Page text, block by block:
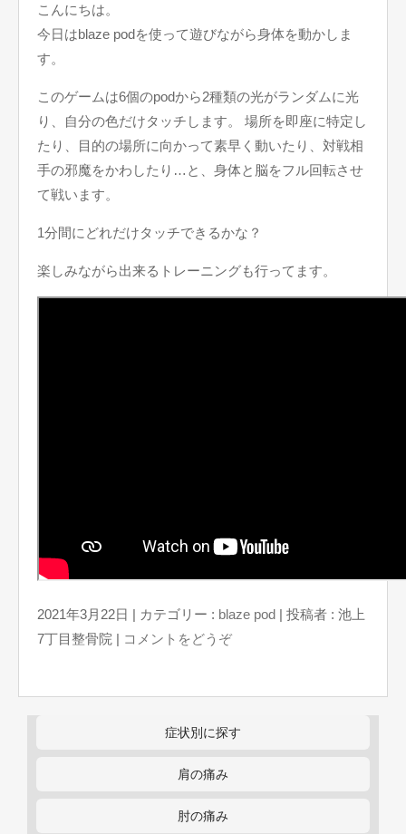
こんにちは。
今日はblaze podを使って遊びながら身体を動かしま
す。
このゲームは6個のpodから2種類の光がランダムに光
り、自分の色だけタッチします。 場所を即座に特定し
たり、目的の場所に向かって素早く動いたり、対戦相
手の邪魔をかわしたり…と、身体と脳をフル回転させ
て戦います。
1分間にどれだけタッチできるかな？
楽しみながら出来るトレーニングも行ってます。
2021年3月22日 | カテゴリー : blaze pod | 投稿者 : 池上
7丁目整骨院 | コメントをどうぞ
症状別に探す
肩の痛み
肘の痛み